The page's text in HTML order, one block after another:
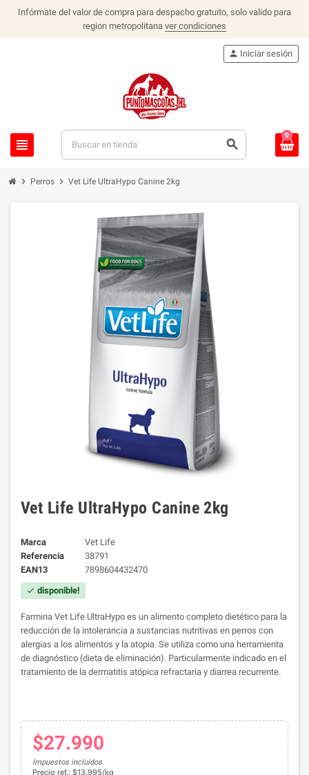
Infórmate del valor de compra para despacho gratuito, solo valido para
region metropolitana ver condiciones
view_headline search
person Iniciar sesión
0
chevron_right Perros chevron_right Vet Life UltraHypo Canine 2kg
Vet Life UltraHypo Canine 2kg
Marca
Vet Life
Referencia
38791
EAN13
7898604432470
check disponible!
Farmina Vet Life UltraHypo es un alimento completo dietético para la
reducción de la intolerancia a sustancias nutritivas en perros con
alergias a los alimentos y la atopia. Se utiliza como una herramienta
de diagnóstico (dieta de eliminación). Particularmente indicado en el
tratamiento de la dermatitis atópica refractaria y diarrea recurrente.
$27.990
Impuestos incluidos
Precio ref.: $13.995/kg